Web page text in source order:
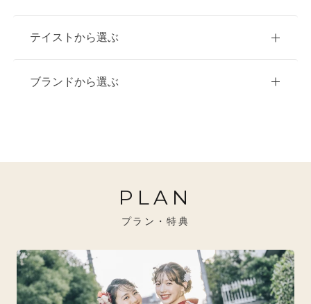
ご購入
10万円台以下
20万円～26万円未満
26万円～31万円未満
テイストから選ぶ
クラシック
クール
ナチュラル
ブランドから選ぶ
イエベ秋におすすめ
ブルべ夏におすすめ
ブルべ冬におすすめ
特選技法
PLAN
プラン・特典